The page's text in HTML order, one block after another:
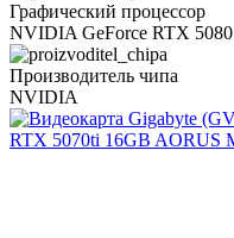
Графический процессор
NVIDIA GeForce RTX 5080
Производитель чипа
NVIDIA